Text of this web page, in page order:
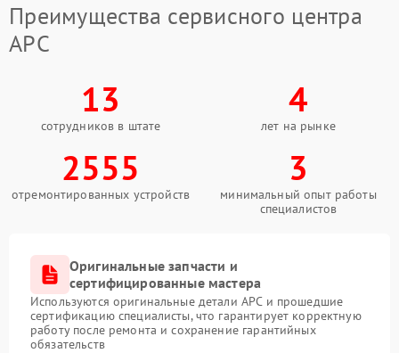
Преимущества сервисного центра
APC
13
сотрудников в штате
4
лет на рынке
2555
отремонтированных устройств
3
минимальный опыт работы
специалистов
Оригинальные запчасти и
сертифицированные мастера
Используются оригинальные детали APC и прошедшие
сертификацию специалисты, что гарантирует корректную
работу после ремонта и сохранение гарантийных
обязательств